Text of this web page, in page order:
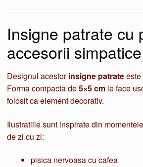
Insigne patrate cu
accesorii simpatice
Designul acestorinsigne patrate
Forma compacta de5×5 cm le face
folosit ca element decorativ.
Ilustratiile sunt inspirate din
de zi cu zi:
pisica nervoasa cu cafea